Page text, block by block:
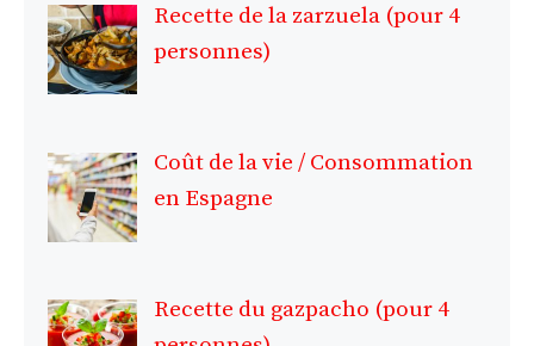
Recette de la zarzuela (pour 4
personnes)
Coût de la vie / Consommation
en Espagne
Recette du gazpacho (pour 4